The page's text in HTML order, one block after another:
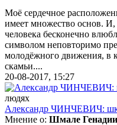
Моё сердечное
имеет множество основ. И,
человека бесконечно
символом неповторимо
молодёжного движения, в
скамьи....
20-08-2017, 15:27
людях
Александр ЧИНЧЕВИЧ:
Мнение о: Шмале